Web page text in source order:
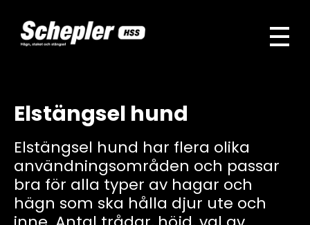
Elstängsel hund
Elstängsel hund har flera olika
användningsområden och passar
bra för alla typer av hagar och
hägn som ska hålla djur ute och